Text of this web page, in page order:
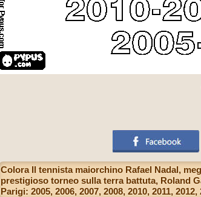
Colora Il tennista maiorchino Rafael Nadal,
prestigioso torneo sulla terra battuta, Roland
Parigi: 2005, 2006, 2007, 2008, 2010, 2011, 2012,